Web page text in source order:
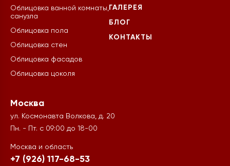
Облицовка ванной комнаты,
санузла
Облицовка пола
Облицовка стен
Облицовка фасадов
Облицовка цоколя
ГАЛЕРЕЯ
БЛОГ
КОНТАКТЫ
Москва
ул. Космонавта Волкова, д. 20
Пн. - Пт. с 09:00 до 18-00
Москва и область
+7 (926) 117-68-53